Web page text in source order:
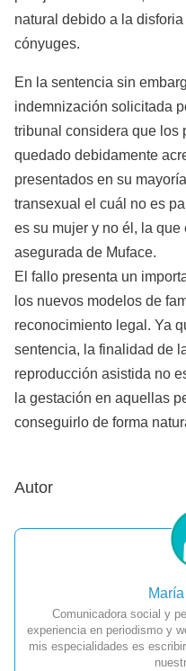
natural debido a la
cónyuges.
En la sentencia sin
indemnización solicitada
tribunal considera que los
quedado debidamente
presentados en su
transexual el cuál no es
es su mujer y no él, la
asegurada de Muface.
El fallo presenta un
los nuevos modelos de
reconocimiento legal. Ya
sentencia, la finalidad de
reproducción asistida no
la gestación en aquellas
conseguirlo de forma
Autor
Comunicadora social y
experiencia en periodismo y
mis especialidades es